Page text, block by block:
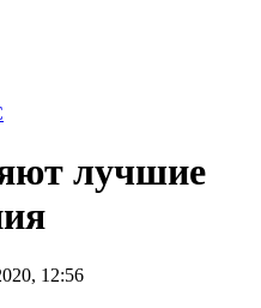
лучшие
12:56